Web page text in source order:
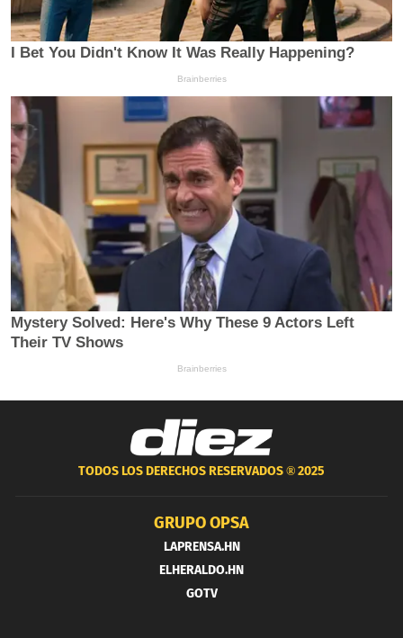
TODOS LOS DERECHOS RESERVADOS ®2025
GRUPO OPSA
LAPRENSA.HN
ELHERALDO.HN
GOTV